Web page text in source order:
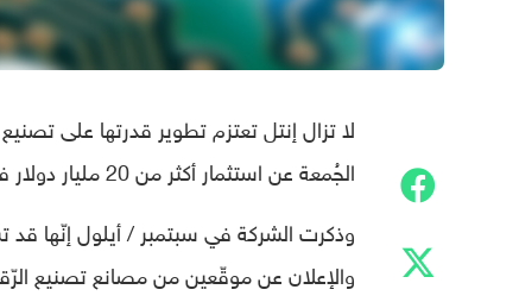
لا تزال إنتل تعتزم تطوير قدرتها على
الجُمعة عن استثمار أكثر من 20 مليار دولار في مصنَعين جديدين لأشباه الموصّلات في الولايات المتّحدة.
والإعلان عن موقّعين من مصانع تصنيع الرّقائق